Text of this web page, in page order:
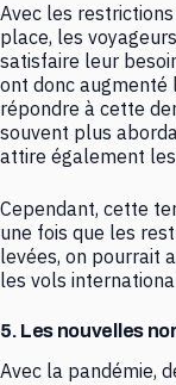
Avec les
place, les
satisfaire leur
ont donc
répondre à cette
souvent plus
attire également les
Cependant, cette
une fois que les
levées, on pourrait
les vols
5. Les nouvelles
Avec la pandémie,